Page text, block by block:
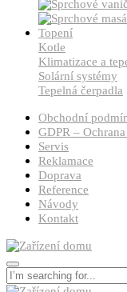
Topení
Kotle
Klimatizace a
Solární systémy
Tepelná čerpadla
Obchodní
GDPR –
Servis
Reklamace
Doprava
Reference
Návody
Kontakt